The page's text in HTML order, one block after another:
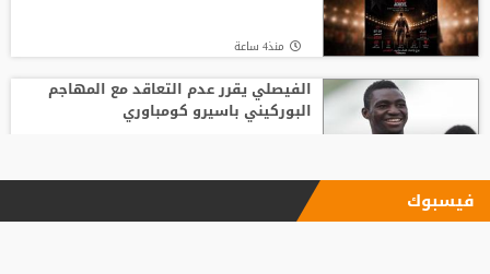
منذ4 ساعة
الفيصلي يقرر عدم التعاقد مع المهاجم
البوركيني باسيرو كومباوري
"اليويفا" يؤكد دفع مستحقات نهاية الخدمة
فيسبوك